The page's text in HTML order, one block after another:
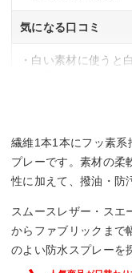
気になる口コミ
・白い素材に使うと
繊維1本1本にフッ素系
プレーです。素材の柔
性に加えて、撥油・防
スムースレザー・スエ
からファブリックまで
のよい防水スプレーを